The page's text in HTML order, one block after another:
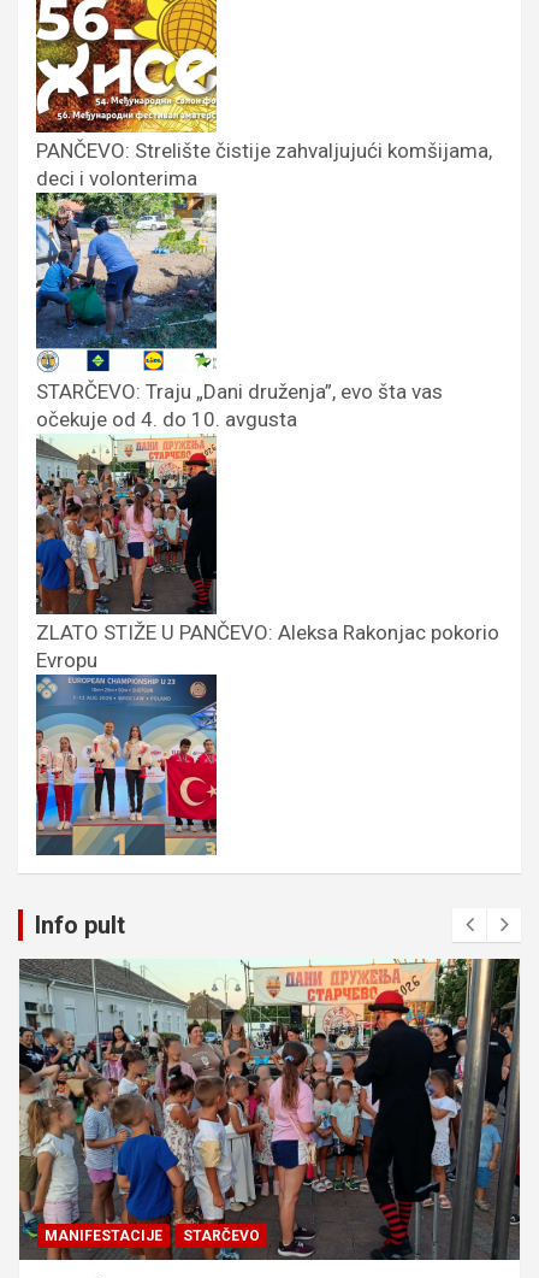
PANČEVO: Strelište čistije zahvaljujući komšijama,
deci i volonterima
STARČEVO: Traju „Dani druženja”, evo šta vas
očekuje od 4. do 10. avgusta
ZLATO STIŽE U PANČEVO: Aleksa Rakonjac pokorio
Evropu
Info pult
MANIFESTACIJE STARČEVO